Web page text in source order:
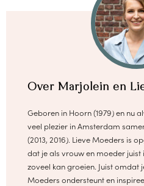
Over Marjolein en
Geboren in Hoorn (1979) en nu
veel plezier in Amsterdam
(2013, 2016). Lieve Moeders is
dat je als vrouw en moeder
zoveel kan groeien. Juist omdat
Moeders ondersteunt en